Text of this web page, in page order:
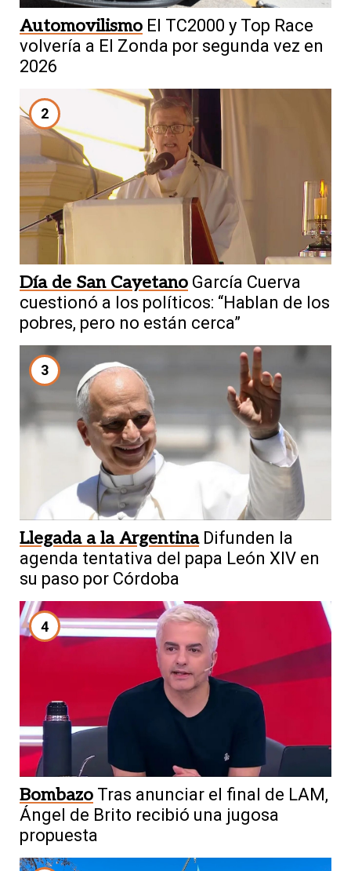
Automovilismo El TC2000 y Top Race
volvería a El Zonda por segunda vez en
2026
2
Día de San Cayetano García Cuerva
cuestionó a los políticos: “Hablan de los
pobres, pero no están cerca”
3
Llegada a la Argentina Difunden la
agenda tentativa del papa León XIV en
su paso por Córdoba
4
Bombazo Tras anunciar el final de LAM,
Ángel de Brito recibió una jugosa
propuesta